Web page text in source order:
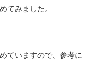
てみました。
ていますので、参考に